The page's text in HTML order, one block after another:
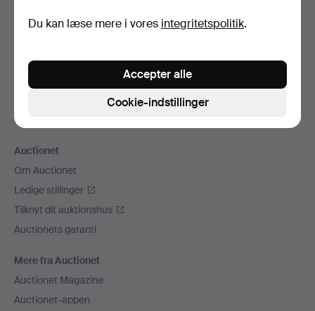
Hjælp og kontaktoplysninger
Alle auktionshuse
Sociale medier
Auctionet
Om Auctionet
Ledige stillinger
Tilknyt dit auktionshus
Auctionets garanti
Mere fra Auctionet
Auctionet Magazine
Auctionet-appen
Du kan læse mere i vores integritetspolitik.
Cookie-indstillinger
Accepter alle